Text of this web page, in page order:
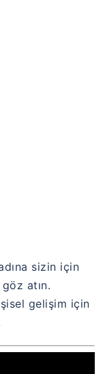
sizin için
atın.
gelişim için